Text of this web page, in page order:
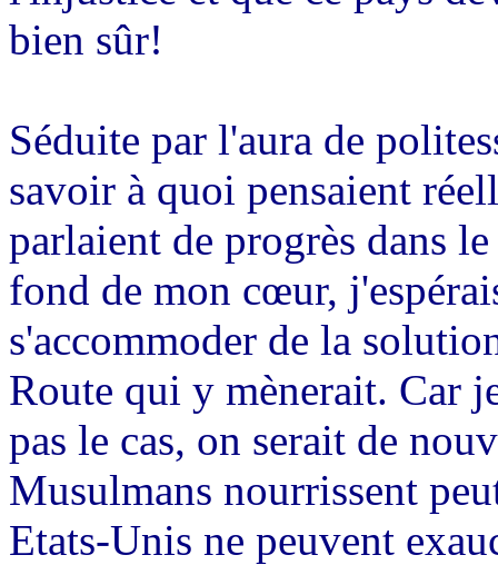
bien sûr!
Séduite par l'aura de
savoir à quoi pensaient
parlaient de progrès dans
fond de mon cœur,
s'accommoder de la
Route qui y mènerait. Car
pas le cas, on serait de
Musulmans nourrissent
Etats-Unis ne peuvent